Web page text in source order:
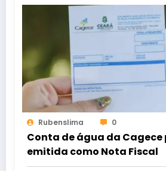
Rubenslima 0
Conta de água da Cagece
emitida como Nota Fiscal